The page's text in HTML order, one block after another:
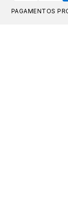
PAGAMENTOS